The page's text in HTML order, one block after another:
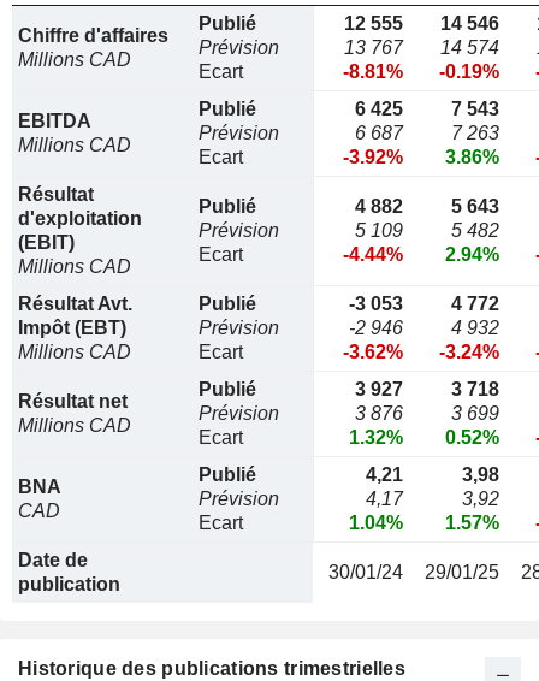
Chiffre d'affaires
Millions CAD
Publié
Prévision
Ecart
12 555
13 767
-8.81%
14 546
14 574
-0.19%
EBITDA
Millions CAD
Publié
Prévision
Ecart
6 425
6 687
-3.92%
7 543
7 263
3.86%
Résultat
d'exploitation
(EBIT)
Millions CAD
Publié
Prévision
Ecart
4 882
5 109
-4.44%
5 643
5 482
2.94%
Résultat Avt.
Impôt (EBT)
Millions CAD
Publié
Prévision
Ecart
-3 053
-2 946
-3.62%
4 772
4 932
-3.24%
Résultat net
Millions CAD
Publié
Prévision
Ecart
3 927
3 876
1.32%
3 718
3 699
0.52%
BNA
CAD
Publié
Prévision
Ecart
4,21
4,17
1.04%
3,98
3,92
1.57%
Date de
publication
30/01/24 29/01/25
Historique des publications trimestrielles